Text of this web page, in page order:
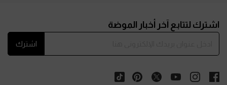
اشترك لتتابع آخر أخبار الموضة
اشترك